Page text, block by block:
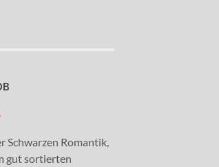
Schwarzen Romantik,
gut sortierten